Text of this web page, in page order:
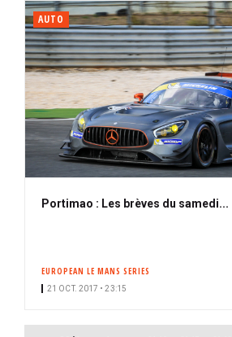
AUTO
Portimao : Les brèves du samedi...
EUROPEAN LE MANS SERIES
21 OCT. 2017 • 23:15